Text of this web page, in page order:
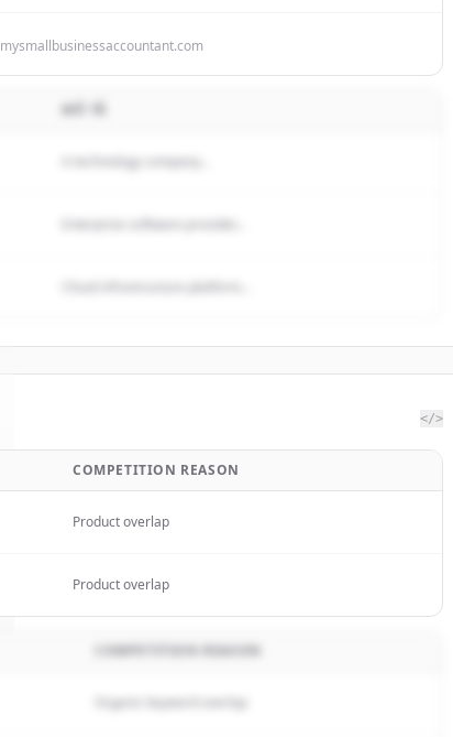
mysmallbusinessaccountant.com
A technology company...
</>
COMPETITION REASON
Product overlap
Product overlap
COMPETITION REASON
Organic keyword overlap